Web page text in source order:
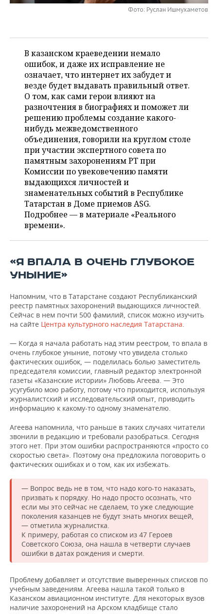
ОТКРЫТАЯ ЛЕКЦИЯ
БАСКЕТБОЛ
ВОЛЕЙБОЛ
КИБЕРСПОРТ
ФИГУРНОЕ КАТАНИЕ
ВОДНЫЕ ВИДЫ СПОРТА
ХОККЕЙ С МЯЧОМ
ИНФРАСТРУКТУРА
ИСТОРИЯ
КУЛЬТУРА
МЕДИЦИНА
ОБРАЗОВАНИЕ
ПРОИСШЕСТВИЯ
СПРАВОЧНИК
СПИСОК ПЕРСОН
СПИСОК КОМПАНИЙ
ПОЛНАЯ ВЕРСИЯ
Фото: Руслан Ишмухаметов
В казанском краеведении немало
ошибок, и даже их исправление не
означает, что интернет их забудет и
везде будет выдавать правильный ответ.
О том, как сами герои влияют на
разночтения в биографиях и поможет ли
решению проблемы создание какого-
нибудь межведомственного
объединения, говорили на круглом столе
при участии экспертного совета по
памятным захоронениям РТ при
Комиссии по увековечению памяти
выдающихся личностей и
знаменательных событий в Республике
Татарстан в Доме приемов ASG.
Подробнее — в материале «Реального
времени».
«Я ВПАЛА В ОЧЕНЬ ГЛУБОКОЕ
УНЫНИЕ»
Напомним, что в Татарстане создают Республиканский
реестр памятных захоронений выдающихся личностей.
Сейчас в нем почти 500 фамилий, список можно изучить
на сайте Центра культурного наследия Татарстана.
— Когда я начала работать над этим реестром, то впала в
очень глубокое уныние, потому что увидела столько
фактических ошибок, — поделилась болью заместитель
председателя комиссии, главный редактор электронной
газеты «Казанские истории» Любовь Агеева. — Это
усугубило мою работу, потому что приходится, используя
журналистский и исследовательский опыт, приводить
информацию к какому-то одному знаменателю.
Агеева напомнила, что раньше в таких случаях читатели
звонили в редакцию и требовали разобраться. Сегодня
этого нет. При этом ошибки распространяются «просто со
скоростью света». Поэтому она предложила поговорить о
фактических ошибках и о том, как их избежать.
— Вопрос ведь не в том, что надо кого-то наказать,
призвать к порядку. Но надо просто осознать, что
если мы это сейчас не сделаем, то уже следующие
поколения казанцев не будут знать многих вещей,
— отметила журналистка.
К примеру, работая со списком из 47 Героев
Советского Союза, она нашла в четверти случаев
ошибки в датах рождения и смерти.
Проблему добавляет и отсутствие выверенных списков по
учебным заведениям. Агеева нашла такой только в
Казанском авиационном институте. Для некоторых вузов
наличие захоронений на Арском кладбище стало